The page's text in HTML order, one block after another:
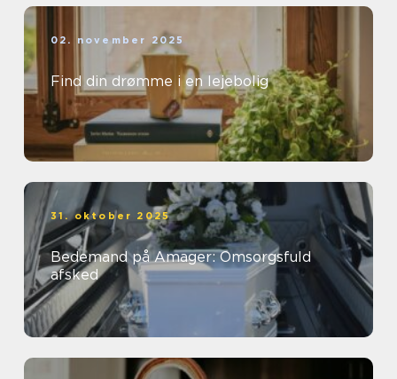
02. november 2025
Find din drømme i en lejebolig
31. oktober 2025
Bedemand på Amager: Omsorgsfuld
afsked